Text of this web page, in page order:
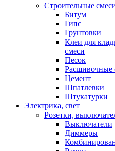
Строительные
Битум
Гипс
Грунтовки
Клеи для
смеси
Песок
Расшивочные
Цемент
Шпатлевки
Штукатурки
Электрика, свет
Розетки,
Выключатели
Диммеры